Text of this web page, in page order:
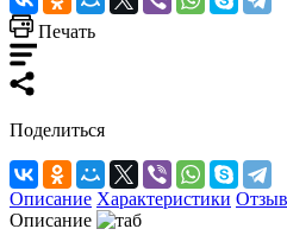
Печать
Поделиться
Описание Характеристики
Описание